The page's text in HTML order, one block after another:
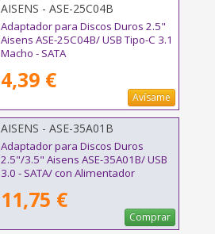
AISENS - ASE-25C04B
Adaptador para Discos Duros 2.5"
Aisens ASE-25C04B/ USB Tipo-C 3.1
Macho - SATA
4,39 €
Avísame
AISENS - ASE-35A01B
Adaptador para Discos Duros
2.5"/3.5" Aisens ASE-35A01B/ USB
3.0 - SATA/ con Alimentador
11,75 €
Comprar